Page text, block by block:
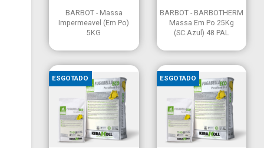
Vista rápida
BARBOT - Massa
Impermeavel (Em Po)
5KG
 Vista rápida
BARBOT - BARBOTHERM
Massa Em Po 25Kg
(SC.Azul) 48 PAL
ESGOTADO ESGOTADO